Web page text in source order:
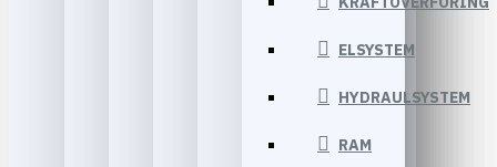
ELSYSTEM
HYDRAULSYSTEM
RAM